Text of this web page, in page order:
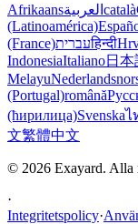
Afrikaansالعربية català
(Latinoamérica)
(France)עבריתहिन्दी
IndonesiaItaliano日本
MelayuNederlands
(Portugal)română
(ћирилица)Svenskaไ
文繁體中文
© 2026 Exayard. Alla
·
Integritetspolicy·